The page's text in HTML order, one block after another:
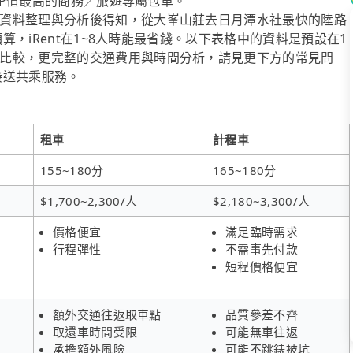
料整理與分析後得知，從大峯山莊去日月潭水社最快的陸路
，iRent在1~8人時能最省錢。以下表格中的資料是預設在1
較，更完整的交通費用與時間分析，請見更下方的常見問
共乘服務。
租車
計程車
155~180分
165~180分
$1,700~2,300/人
$2,180~3,300/人
價格便宜
行程彈性
滿足臨時需求
不需事先付款
短程價格便宜
額外交通往返取車點
取還車時間受限
承擔額外風險
品質參差不齊
可能無車往返
可能不跳錶被坑